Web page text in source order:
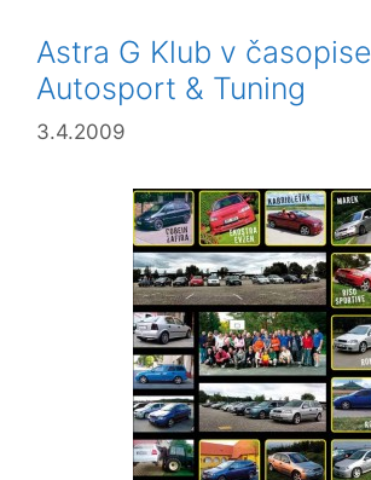
Astra G Klub v časopise
Autosport & Tuning
3.4.2009